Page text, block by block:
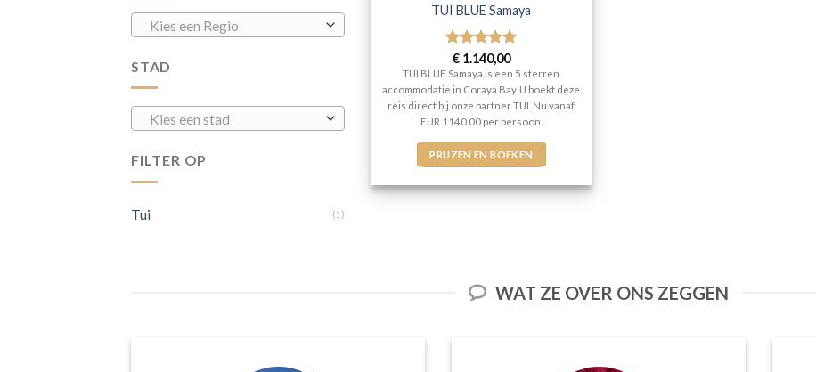
Kies een Regio
STAD
Kies een stad
FILTER OP
Tui (1)
TUI BLUE Samaya
Gewaardeerd
5uit 5
€1.140,00
TUI BLUE Samaya is een 5 sterren
accommodatie in Coraya Bay. U boekt deze
reis direct bij onze partner TUI. Nu vanaf
EUR 1140.00 per persoon.
PRIJZEN EN BOEKEN
WAT ZE OVER ONS ZEGGEN